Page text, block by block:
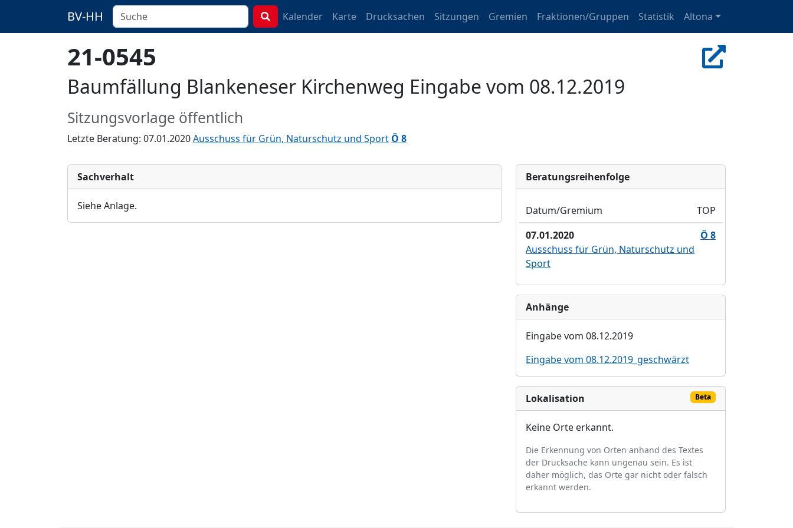
BV-HH Kalender Karte Drucksachen Sitzungen Gremien Fraktionen/Gruppen Statistik Altona
21-0545
Baumfällung Blankeneser Kirchenweg Eingabe vom 08.12.2019
Sitzungsvorlage öffentlich
Letzte Beratung: 07.01.2020Ausschuss für Grün, Naturschutz und Sport Ö 8
Sachverhalt
Siehe Anlage.
Bera­tungs­reihen­folge
Datum/Gremium
TOP
07.01.2020
Ö 8
Ausschuss für Grün, Naturschutz und
Sport
Anhänge
Eingabe vom 08.12.2019
Eingabe vom 08.12.2019_geschwärzt
Lokalisation Beta
Keine Orte erkannt.
Die Erkennung von Orten anhand des Textes
der Drucksache kann ungenau sein. Es ist
daher möglich, das Orte gar nicht oder falsch
erkannt werden.